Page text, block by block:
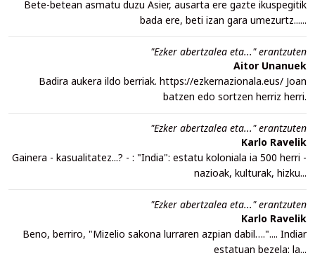
Bete-betean asmatu duzu Asier, ausarta ere gazte ikuspegitik
bada ere, beti izan gara umezurtz......
"Ezker abertzalea eta..." erantzuten
Aitor Unanuek
Badira aukera ildo berriak. https://ezkernazionala.eus/ Joan
batzen edo sortzen herriz herri.
"Ezker abertzalea eta..." erantzuten
Karlo Ravelik
Gainera - kasualitatez...? - : "India": estatu koloniala ia 500 herri -
nazioak, kulturak, hizku...
"Ezker abertzalea eta..." erantzuten
Karlo Ravelik
Beno, berriro, "Mizelio sakona lurraren azpian dabil….".... Indiar
estatuan bezela: la...